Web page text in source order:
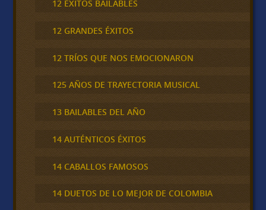
12 ÉXITOS BAILABLES
12 GRANDES ÉXITOS
12 TRÍOS QUE NOS EMOCIONARON
125 AÑOS DE TRAYECTORIA MUSICAL
13 BAILABLES DEL AÑO
14 AUTÉNTICOS ÉXITOS
14 CABALLOS FAMOSOS
14 DUETOS DE LO MEJOR DE COLOMBIA